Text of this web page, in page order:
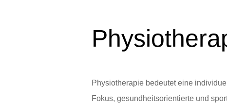
Physiotherapie bedeutet eine
Fokus, gesundheitsorientierte und